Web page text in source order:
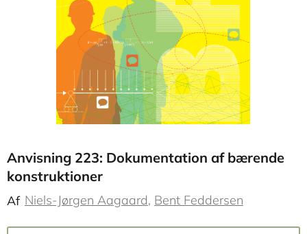
Anvisning 223: Dokumentation af bærende
konstruktioner
Af Niels-Jørgen Aagaard Bent Feddersen